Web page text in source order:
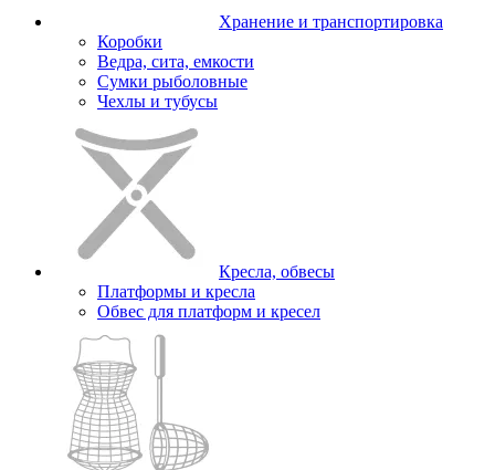
Хранение и транспортировка
Коробки
Ведра, сита, емкости
Сумки рыболовные
Чехлы и тубусы
Кресла, обвесы
Платформы и кресла
Обвес для платформ и кресел